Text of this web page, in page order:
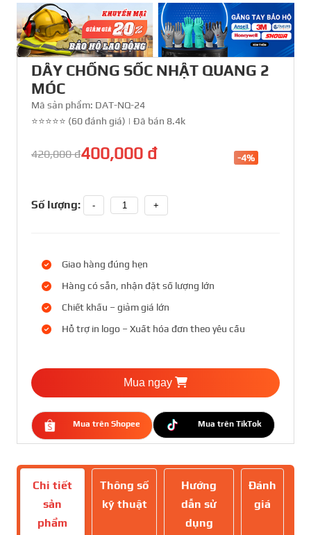
DÂY CHỐNG SỐC NHẬT QUANG 2
MÓC
Mã sản phẩm: DAT-NQ-24
⭐⭐⭐⭐⭐ (60 đánh giá) | Đã bán 8.4k
420,000 đ400,000 đ -4%
Số lượng: - +
Giao hàng đúng hẹn
Hàng có sẵn, nhận đặt số lượng lớn
Chiết khấu – giảm giá lớn
Hỗ trợ in logo – Xuất hóa đơn theo yêu cầu
Mua ngay
Mua trên Shopee Mua trên TikTok
Chi tiết
sản
phẩm
Thông số
kỹ thuật
Hướng
dẫn sử
dụng
Đánh
giá